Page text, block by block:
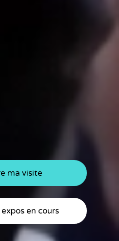
ma visite
en cours